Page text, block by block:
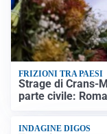
FRIZIONI TRA PAESI
Strage di Crans-
parte civile:
INDAGINE DIGOS